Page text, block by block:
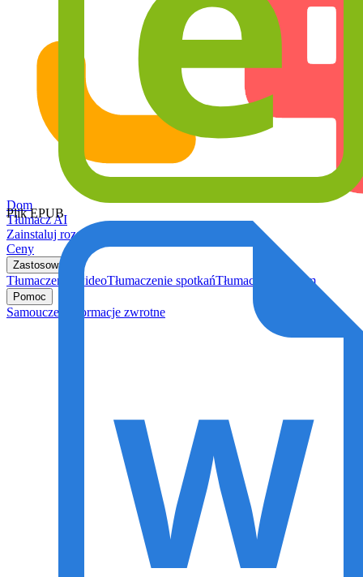
Dom
Tłumacz AI
Zainstaluj rozszerzenie
Ceny
Zastosowania
Tłumaczenie wideoTłumaczenie spotkańTłumaczenie Steam
Pomoc
Samouczek Informacje zwrotne
Plik EPUB